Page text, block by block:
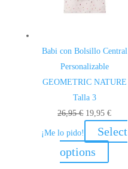
Babi con Bolsillo Central
Personalizable
GEOMETRIC NATURE
Talla 3
26,95€ El
precio
original
19,95€El
precio
actual
¡Me lo pido!
Select
options